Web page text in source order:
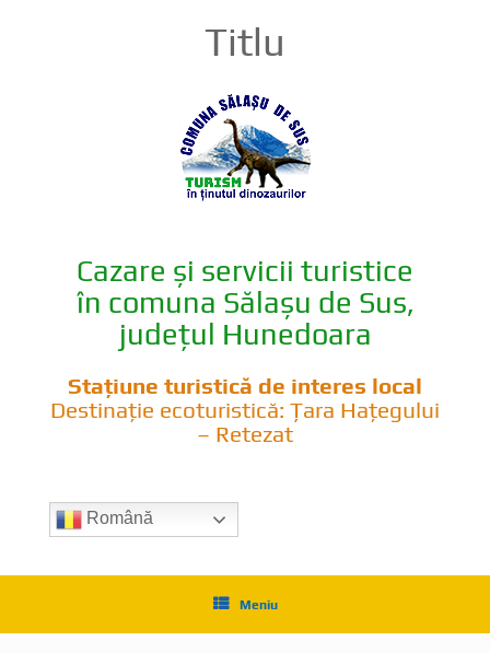
Titlu
Cazare și servicii turistice
în comuna Sălașu de Sus,
județul Hunedoara
Stațiune turistică de interes local
Destinație ecoturistică: Țara Hațegului
– Retezat
Română
Meniu